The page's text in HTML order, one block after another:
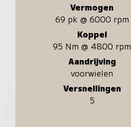
Vermogen
69 pk @ 6000 rpm
Koppel
95 Nm @ 4800 rpm
Aandrijving
voorwielen
Versnellingen
5